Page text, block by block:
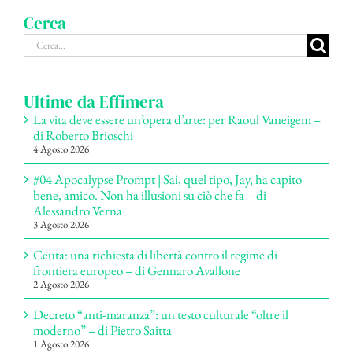
Cerca
Cerca
per:
Ultime da Effimera
La vita deve essere un’opera d’arte: per Raoul Vaneigem –
di Roberto Brioschi
4 Agosto 2026
#04 Apocalypse Prompt | Sai, quel tipo, Jay, ha capito
bene, amico. Non ha illusioni su ciò che fa – di
Alessandro Verna
3 Agosto 2026
Ceuta: una richiesta di libertà contro il regime di
frontiera europeo – di Gennaro Avallone
2 Agosto 2026
Decreto “anti-maranza”: un testo culturale “oltre il
moderno” – di Pietro Saitta
1 Agosto 2026